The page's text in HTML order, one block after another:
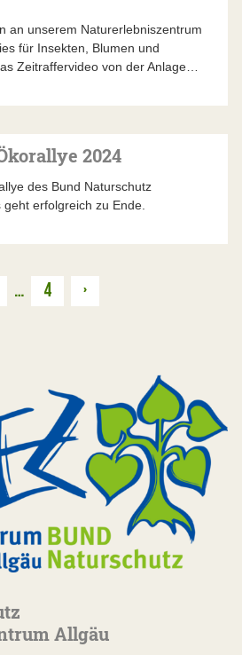
an unserem Naturerlebniszentrum
für Insekten, Blumen und
Zeitraffervideo von der Anlage…
2024
des Bund Naturschutz
erfolgreich zu Ende.
… 4 ›Weiter
Allgäu